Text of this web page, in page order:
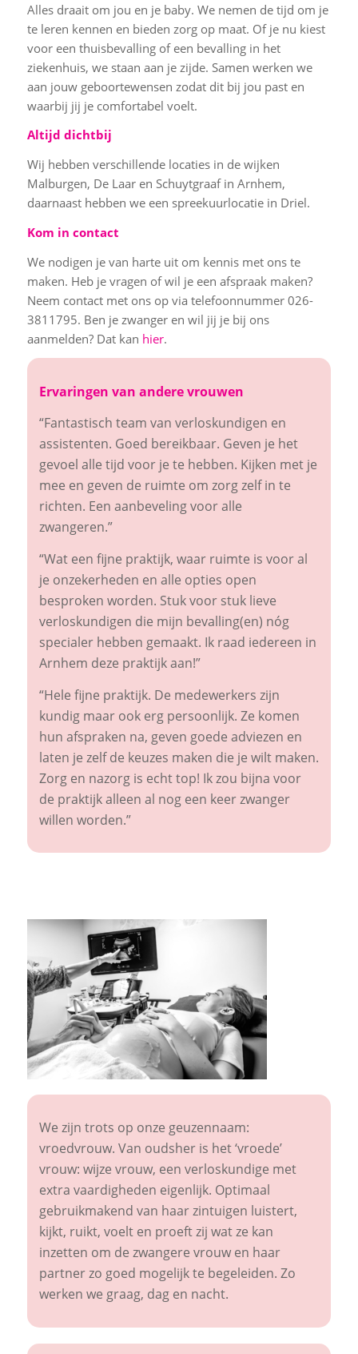
Alles draait om jou en je baby. We nemen de tijd om je
te leren kennen en bieden zorg op maat. Of je nu kiest
voor een thuisbevalling of een bevalling in het
ziekenhuis, we staan aan je zijde. Samen werken we
aan jouw geboortewensen zodat dit bij jou past en
waarbij jij je comfortabel voelt.
Altijd dichtbij
Wij hebben verschillende locaties in de wijken
Malburgen, De Laar en Schuytgraaf in Arnhem,
daarnaast hebben we een spreekuurlocatie in Driel.
Kom in contact
We nodigen je van harte uit om kennis met ons te
maken. Heb je vragen of wil je een afspraak maken?
Neem contact met ons op via telefoonnummer 026-
3811795. Ben je zwanger en wil jij je bij ons
aanmelden? Dat kan hier.
Ervaringen van andere vrouwen
“Fantastisch team van verloskundigen en
assistenten. Goed bereikbaar. Geven je het
gevoel alle tijd voor je te hebben. Kijken met je
mee en geven de ruimte om zorg zelf in te
richten. Een aanbeveling voor alle
zwangeren.”
“Wat een fijne praktijk, waar ruimte is voor al
je onzekerheden en alle opties open
besproken worden. Stuk voor stuk lieve
verloskundigen die mijn bevalling(en) nóg
specialer hebben gemaakt. Ik raad iedereen in
Arnhem deze praktijk aan!”
“Hele fijne praktijk. De medewerkers zijn
kundig maar ook erg persoonlijk. Ze komen
hun afspraken na, geven goede adviezen en
laten je zelf de keuzes maken die je wilt maken.
Zorg en nazorg is echt top! Ik zou bijna voor
de praktijk alleen al nog een keer zwanger
willen worden.”
We zijn trots op onze geuzennaam:
vroedvrouw. Van oudsher is het ‘vroede’
vrouw: wijze vrouw, een verloskundige met
extra vaardigheden eigenlijk. Optimaal
gebruikmakend van haar zintuigen luistert,
kijkt, ruikt, voelt en proeft zij wat ze kan
inzetten om de zwangere vrouw en haar
partner zo goed mogelijk te begeleiden. Zo
werken we graag, dag en nacht.